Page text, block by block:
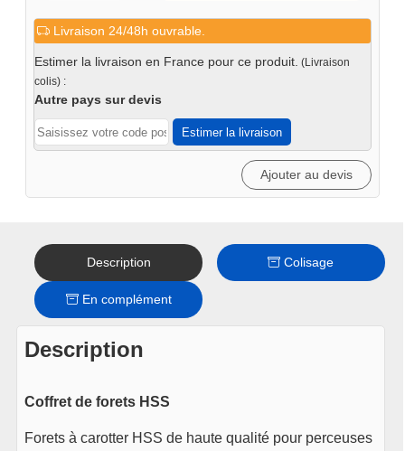
Coffret
de
HSS
7pcs
Livraison 24/48h ouvrable.
Estimer la livraison en France pour ce produit. (Livraison
colis) :
Autre pays sur devis
Estimer la livraison
Ajouter au devis
Description Colisage
En complément
Description
Coffret de forets HSS
Forets à carotter HSS de haute qualité pour perceuses